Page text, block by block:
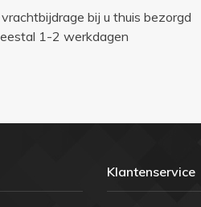
bij u thuis bezorgd
1-2 werkdagen
Klantenservice